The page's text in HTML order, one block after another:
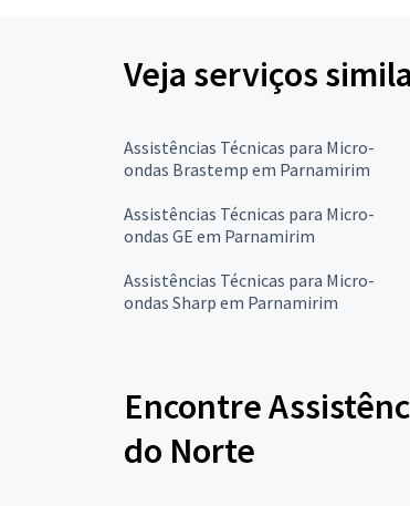
Veja serviços
Assistências Técnicas para Micro-
ondas Brastemp em Parnamirim
Assistências Técnicas para Micro-
ondas GE em Parnamirim
Assistências Técnicas para Micro-
ondas Sharp em Parnamirim
Encontre
do Norte